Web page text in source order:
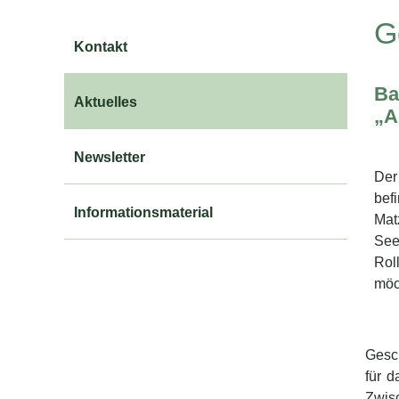
Kontakt
Aktuelles
Newsletter
Informationsmaterial
für